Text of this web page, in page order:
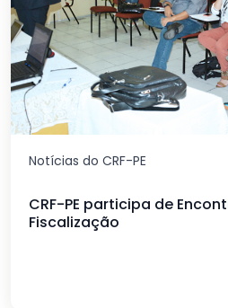
Notícias do CRF-PE
CRF-PE participa de
Fiscalização